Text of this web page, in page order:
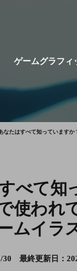
ゲームグラフィ
なたはすべて知っています
べて知
使われ
ムイラ
30 最終更新日：